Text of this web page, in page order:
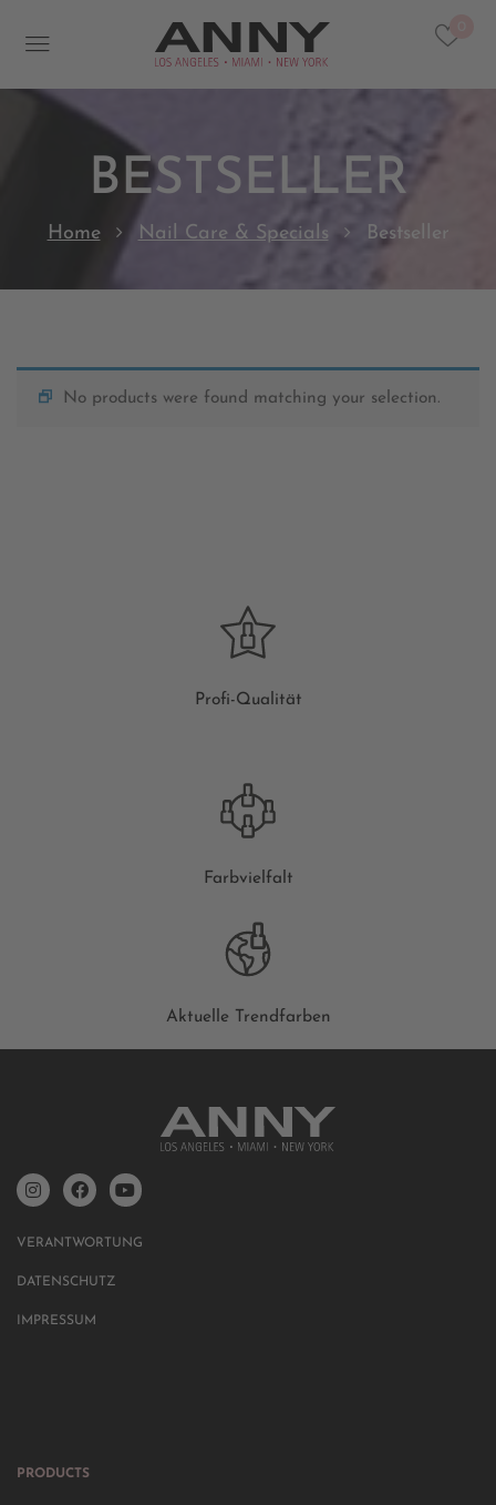
BESTSELLER
Home Nail Care & Specials Bestseller
No products were found matching your selection.
Profi-Qualität
Farbvielfalt
Aktuelle Trendfarben
VERANTWORTUNG
DATENSCHUTZ
IMPRESSUM
PRODUCTS